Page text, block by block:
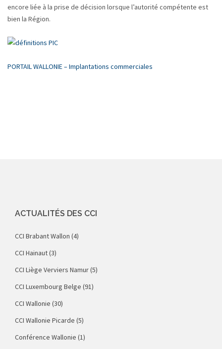
encore liée à la prise de décision lorsque l’autorité compétente est
bien la Région.
PORTAIL WALLONIE – Implantations commerciales
ACTUALITÉS DES CCI
CCI Brabant Wallon (4)
CCI Hainaut(3)
CCI Liège Verviers Namur(5)
CCI Luxembourg Belge (91)
CCI Wallonie (30)
CCI Wallonie Picarde (5)
Conférence Wallonie (1)